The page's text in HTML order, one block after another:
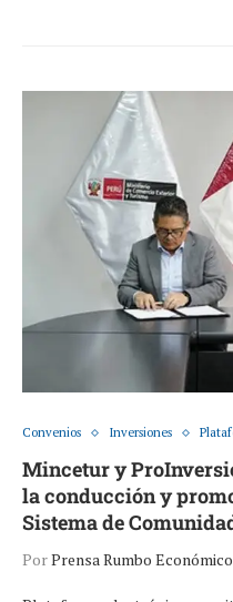
Convenios Inversiones
Mincetur y
la conducción y
Sistema de
PorPrensa Rumbo Económico